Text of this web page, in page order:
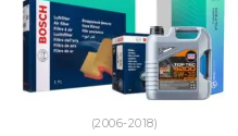
(2006-2018)